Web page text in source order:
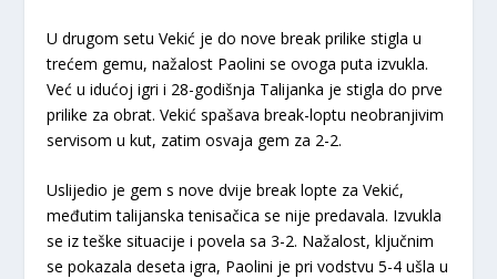
U drugom setu Vekić je do nove break prilike stigla u
trećem gemu, nažalost Paolini se ovoga puta izvukla.
Već u idućoj igri i 28-godišnja Talijanka je stigla do prve
prilike za obrat. Vekić spašava break-loptu neobranjivim
servisom u kut, zatim osvaja gem za 2-2.
Uslijedio je gem s nove dvije break lopte za Vekić,
međutim talijanska tenisačica se nije predavala. Izvukla
se iz teške situacije i povela sa 3-2. Nažalost, ključnim
se pokazala deseta igra, Paolini je pri vodstvu 5-4 ušla u